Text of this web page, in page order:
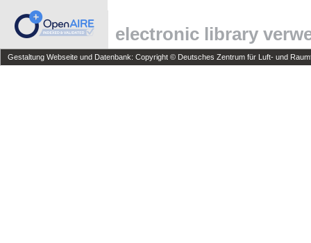
electronic library
Gestaltung Webseite und Datenbank: Copyright © Deutsches Zentrum für Luft- und